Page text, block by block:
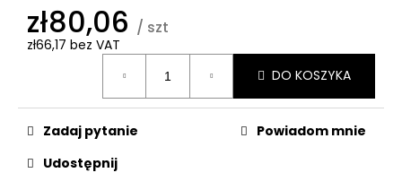
zł80,06 / szt
zł66,17 bez VAT
DO KOSZYKA
Zadaj pytanie
Powiadom mnie
Udostępnij